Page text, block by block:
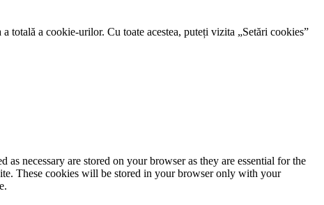
totală a cookie-urilor. Cu toate acestea, puteți vizita „Setări cookies”
necessary are stored on your browser as they are essential for the
These cookies will be stored in your browser only with your